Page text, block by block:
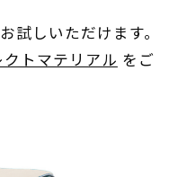
試しいただけます。
トマテリアル をご